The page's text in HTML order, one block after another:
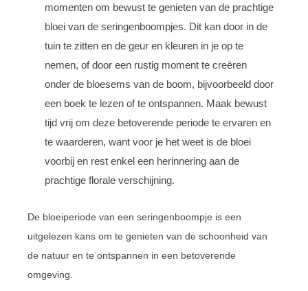
momenten om bewust te genieten van de prachtige
bloei van de seringenboompjes. Dit kan door in de
tuin te zitten en de geur en kleuren in je op te
nemen, of door een rustig moment te creëren
onder de bloesems van de boom, bijvoorbeeld door
een boek te lezen of te ontspannen. Maak bewust
tijd vrij om deze betoverende periode te ervaren en
te waarderen, want voor je het weet is de bloei
voorbij en rest enkel een herinnering aan de
prachtige florale verschijning.
De bloeiperiode van een seringenboompje is een
uitgelezen kans om te genieten van de schoonheid van
de natuur en te ontspannen in een betoverende
omgeving.